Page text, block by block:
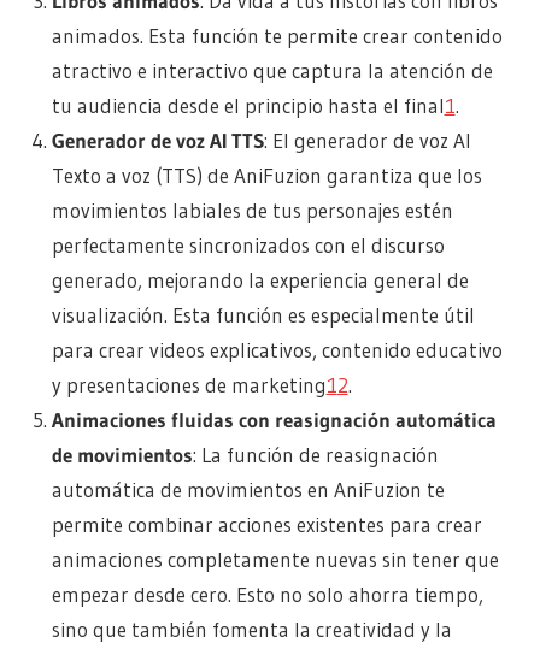
animados. Esta función te permite crear contenido
atractivo e interactivo que captura la atención de
tu audiencia desde el principio hasta el final1.
Generador de voz AI TTS: El generador de voz AI
Texto a voz (TTS) de AniFuzion garantiza que los
movimientos labiales de tus personajes estén
perfectamente sincronizados con el discurso
generado, mejorando la experiencia general de
visualización. Esta función es especialmente útil
para crear videos explicativos, contenido educativo
y presentaciones de marketing12.
Animaciones fluidas con reasignación automática
de movimientos: La función de reasignación
automática de movimientos en AniFuzion te
permite combinar acciones existentes para crear
animaciones completamente nuevas sin tener que
empezar desde cero. Esto no solo ahorra tiempo,
sino que también fomenta la creatividad y la